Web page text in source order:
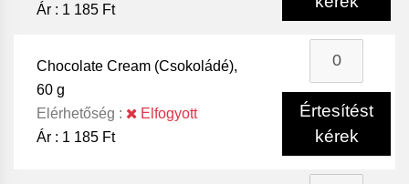
Ár : 1 185 Ft
Chocolate Cream (Csokoládé),
60 g
Elérhetőség :
Elfogyott
Ár : 1 185 Ft
Értesítést
kérek